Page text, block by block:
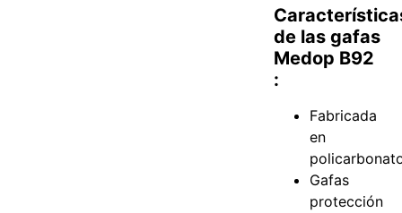
de las gafas
Medop B92
:
Fabricada
en
Gafas
protección